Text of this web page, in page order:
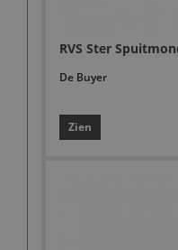
RVS Ster
De Buyer
Zien